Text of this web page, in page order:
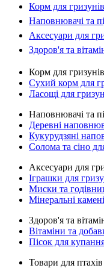
Корм для гризунів
Наповнювачі та
Аксесуари для
Здоров'я та
Корм для гризунів
Сухий корм для
Ласощі для
Наповнювачі та
Деревні
Кукурудзяні
Солома та сіно
Аксесуари для
Іграшки для
Миски та
Мінеральні
Здоров'я та
Вітаміни та
Пісок для
Товари для птахів